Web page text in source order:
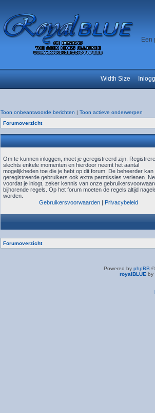
Een
Width Size
Toon onbeantwoorde berichten | Toon actieve onderwerpen
Forumoverzicht
Om te kunnen inloggen, moet je geregistreerd zijn.
slechts enkele momenten en hierdoor neemt het aantal
mogelijkheden toe die je hebt op dit forum. De beheerder kan
geregistreerde gebruikers ook extra permissies verlenen.
voordat je inlogt, zeker kennis van onze
bijhorende regels. Op het forum moeten de regels altijd
worden.
Gebruikersvoorwaarden | Privacybeleid
Forumoverzicht
Powered by phpBB
royalBLUE by